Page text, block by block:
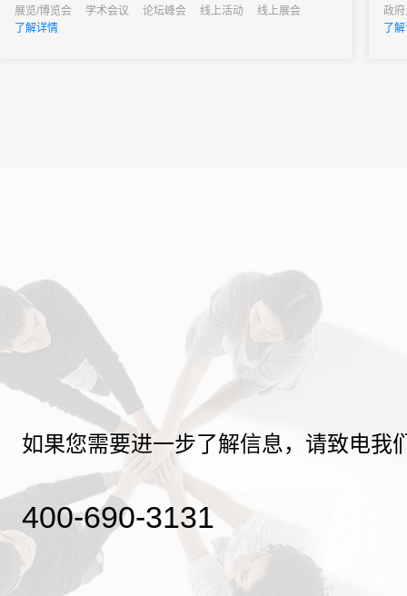
家会议中心成功举办。来自全国的1600余名泰岳人齐聚一堂，回望
2025奋进征程，共启AI时代的战略新征程，以"破认知之界、破人效
展览/博览会 学术会议 论坛峰会 线上活动
线上展会
了解详情
在
政
了
如果您需要进一步了解信息，请致电我
400-690-3131